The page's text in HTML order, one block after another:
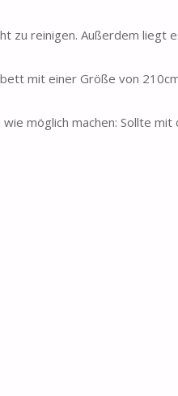
zu reinigen. Außerdem liegt
mit einer Größe von
möglich machen: Sollte